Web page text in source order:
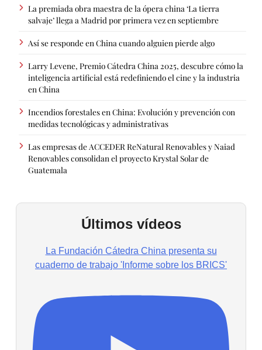
La premiada obra maestra de la ópera china ‘La tierra
salvaje’ llega a Madrid por primera vez en septiembre
Así se responde en China cuando alguien pierde algo
Larry Levene, Premio Cátedra China 2025, descubre cómo la
inteligencia artificial está redefiniendo el cine y la industria
en China
Incendios forestales en China: Evolución y prevención con
medidas tecnológicas y administrativas
Las empresas de ACCEDER ReNatural Renovables y Naiad
Renovables consolidan el proyecto Krystal Solar de
Guatemala
Últimos vídeos
La Fundación Cátedra China presenta su
cuaderno de trabajo 'Informe sobre los BRICS'